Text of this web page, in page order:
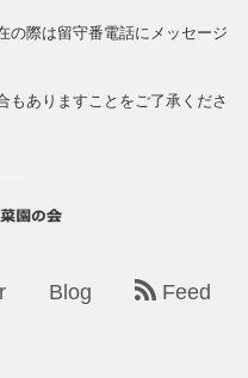
の際は留守番電話にメッセージ
ありますことをご了承くださ
Blog Feed